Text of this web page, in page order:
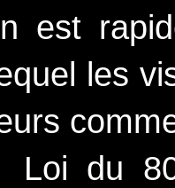
est
les